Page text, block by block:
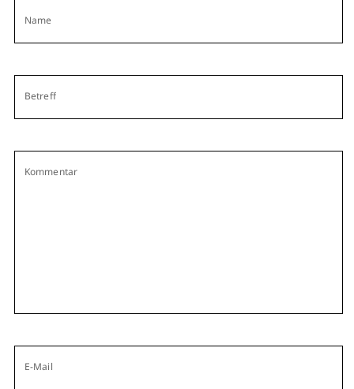
Name
Betreff
Kommentar
E-Mail